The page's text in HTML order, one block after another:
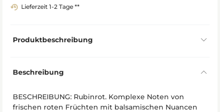
Lieferzeit 1-2 Tage **
Produktbeschreibung
Beschreibung
BESCHREIBUNG: Rubinrot. Komplexe Noten von
frischen roten Früchten mit balsamischen Nuancen